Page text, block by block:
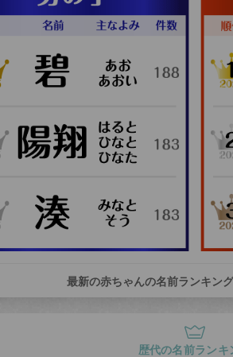
最新の赤ちゃんの名前ランキン
歴代の名前ランキ